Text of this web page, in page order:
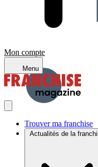
Mon compte
Menu
Trouver ma franchise
Actualités de la